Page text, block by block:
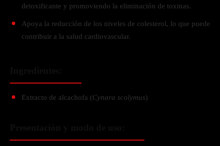
detoxificante y promoviendo la eliminación de toxinas.
Apoya la reducción de los niveles de colesterol, lo que puede
contribuir a la salud cardiovascular.
Extracto de alcachofa (Cynara scolymus)